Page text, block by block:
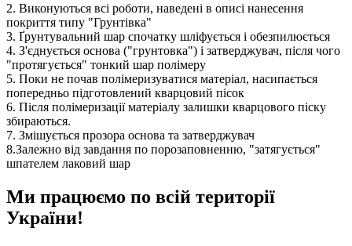
2. Виконуються всі роботи, наведені в описі нанесення
покриття типу "Грунтівка"
3. Ґрунтувальний шар спочатку шліфується і обезпилюється
4. З'єднується основа ("грунтовка") і затверджувач, після чого
"протягується" тонкий шар полімеру
5. Поки не почав полімеризуватися матеріал, насипається
попередньо підготовлений кварцовий пісок
6. Після полімеризації матеріалу залишки кварцового піску
збираються.
7. Змішується прозора основа та затверджувач
8.Залежно від завдання по порозаповненню, "затягується"
шпателем лаковий шар
Ми працюємо по всій території
України!